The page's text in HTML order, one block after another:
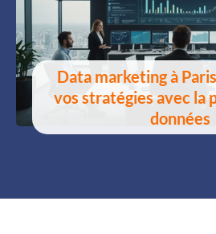
Data marketing à
vos stratégies avec la
données